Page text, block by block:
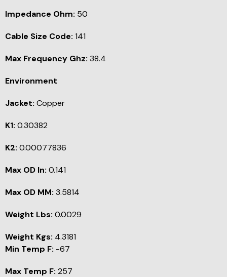
Impedance Ohm: 50
Cable Size Code: 141
Max Frequency Ghz: 38.4
Environment
Jacket: Copper
K1: 0.30382
K2: 0.00077836
Max OD In: 0.141
Max OD MM: 3.5814
Weight Lbs: 0.0029
Weight Kgs: 4.3181
Min Temp F: -67
Max Temp F: 257